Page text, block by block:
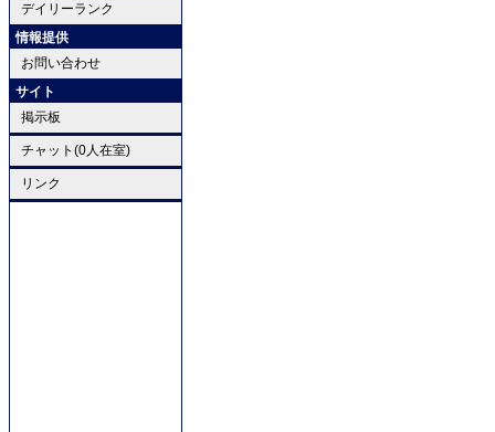
デイリーランク
情報提供
お問い合わせ
サイト
掲示板
チャット(0人在室)
リンク